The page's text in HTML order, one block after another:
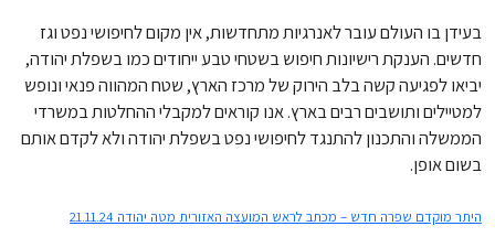
בעידן בו העולם עובר לאנרגיות מתחדשות, אין מקום לחיפושי נפט וגז
חדשים. הענקת רישיונות חיפוש בשטחי טבע ייחודים כמו בשפלת יהודה,
יביאו לפגיעה קשה בלב הירוק של מרכז הארץ, שטח המהווה פנאי ונופש
למטיילים ותושבים רבים בארץ. אנו קוראים למקבלי ההחלטות במשרדי
הממשלה והתכנון להתנגד לחיפושי נפט בשפלת יהודה ולא לקדם אותם
בשום אופן.
היתר מוקדם שפרה חדש – מכתב לראש המועצה האזורית מטה יהודה 21.11.24